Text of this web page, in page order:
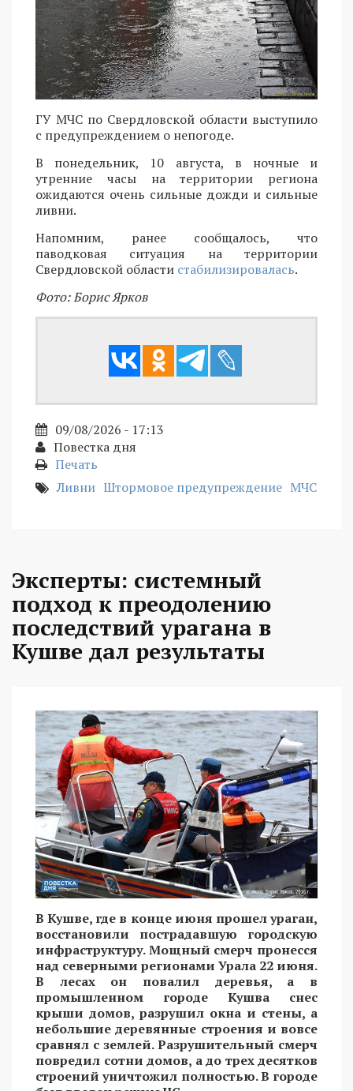
ГУ МЧС по Свердловской области выступило
с предупреждением о непогоде.
В понедельник, 10 августа, в ночные и
утренние часы на территории региона
ожидаются очень сильные дожди и сильные
ливни.
Напомним, ранее сообщалось, что
паводковая ситуация на территории
Свердловской области стабилизировалась.
Фото: Борис Ярков
09/08/2026 - 17:13
Повестка дня
Печать
Ливни Штормовое предупреждение МЧС
Эксперты: системный
подход к преодолению
последствий урагана в
Кушве дал результаты
В Кушве, где в конце июня прошел ураган,
восстановили пострадавшую городскую
инфраструктуру. Мощный смерч пронесся
над северными регионами Урала 22 июня.
В лесах он повалил деревья, а в
промышленном городе Кушва снес
крыши домов, разрушил окна и стены, а
небольшие деревянные строения и вовсе
сравнял с землей. Разрушительный смерч
повредил сотни домов, а до трех десятков
строений уничтожил полностью. В городе